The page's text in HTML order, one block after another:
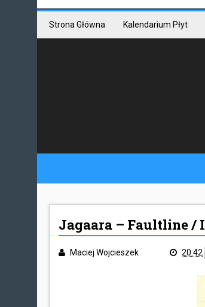
Strona Główna Kalendarium Płyt
Jagaara – Faultline /
Maciej Wojcieszek 20:42